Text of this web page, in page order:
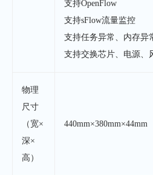
支持OpenFlow
支持sFlow流量监控
支持任务异常、内存异
支持交换芯片、电源、
物理
尺寸
（宽×
深×
高）
440mm×380mm×44mm